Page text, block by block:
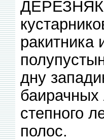
ДЕРЕЗНЯК
ракитника
дну
степного
полос.